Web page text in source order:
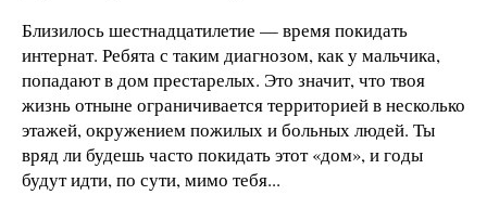
Близилось шестнадцатилетие — время покидать
интернат. Ребята с таким диагнозом, как у мальчика,
попадают в дом престарелых. Это значит, что твоя
жизнь отныне ограничивается территорией в несколько
этажей, окружением пожилых и больных людей. Ты
вряд ли будешь часто покидать этот «дом», и годы
будут идти, по сути, мимо тебя...